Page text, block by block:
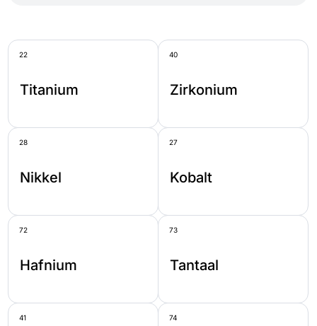
22
Titanium
40
Zirkonium
28
Nikkel
27
Kobalt
72
Hafnium
73
Tantaal
41 74